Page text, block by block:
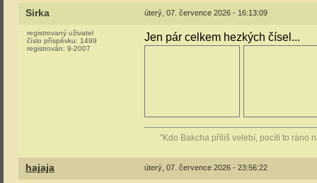
Sirka úterý, 07. července 2026 - 16:13:09
registrovaný uživatel
číslo příspěvku: 1499
registrován: 9-2007
Jen pár celkem hezkých čísel...
"Kdo Bakcha příliš velebí, pocítí to ráno
hajaja úterý, 07. července 2026 - 23:56:22